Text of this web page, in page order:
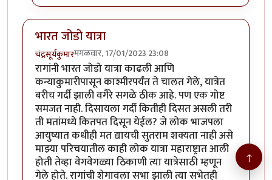
भारत जोडो यात्रा
चंद्रसूर्यकुमारमंगळवार, 17/01/2023 23:08
रागांनी भारत जोडो यात्रा काढली आणि
कन्याकुमारीपासून काश्मीरपर्यंत ते चालत गेले, यात्रेत
बरीच गर्दी झाली वगैरे सगळे ठीक आहे. पण एक गोष्ट
समजत नाही. दिसायला गर्दी कितीही दिसत असली तरी
ती मतांमध्ये कितपत दिसून येईल? जे लोक भाजपला
आयुष्यात कधीही मत द्यायची सुतराम शक्यता नाही असे
माझ्या परिचयातील काही लोक यात्रा महाराष्ट्रात आली
होती तेव्हा वेगवेगळ्या ठिकाणी त्या यात्रेसाठी म्हणून
गेले होते. रागांची शेगावला सभा झाली त्या सभेतही
↑